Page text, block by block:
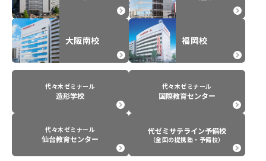
大阪南校 福岡校
代々木ゼミナール
造形学校
代々木ゼミナール
国際教育センター
代々木ゼミナール
仙台教育センター
代ゼミサテライン予備校
（全国の提携塾・予備校）